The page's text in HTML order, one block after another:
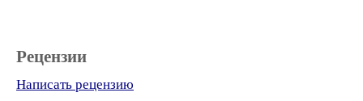
Рецензии
Написать рецензию